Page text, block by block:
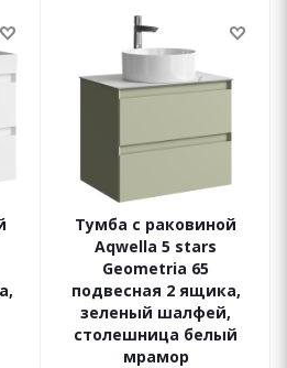
Тумба с раковиной
Aqwella 5 stars
Geometria 65
подвесная 2 ящика,
зеленый шалфей,
столешница белый
мрамор